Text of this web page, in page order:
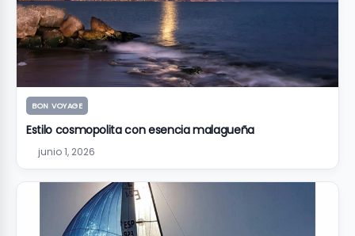
BON VOYAGE
Estilo cosmopolita con esencia malagueña
junio 1, 2026